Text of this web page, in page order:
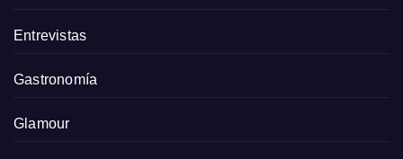
Entrevistas
Gastronomía
Glamour